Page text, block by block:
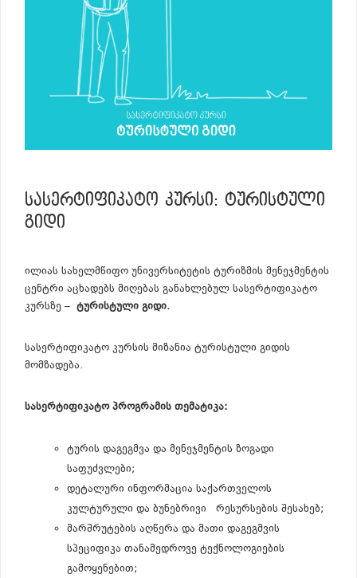
ᲡᲐᲡᲔᲠᲢᲘᲤᲘᲙᲐᲢᲝ ᲙᲣᲠᲡᲘ: ᲢᲣᲠᲘᲡᲢᲣᲚᲘ
ᲒᲘᲓᲘ
ილიას სახელმწიფო უნივერსიტეტის ტურიზმის მენეჯმენტის
ცენტრი აცხადებს მიღებას განახლებულ სასერტიფიკატო
კურსზე – ტურისტული გიდი.
სასერტიფიკატო კურსის მიზანია ტურისტული გიდის
მომზადება.
სასერტიფიკატო პროგრამის თემატიკა:
ტურის დაგეგმვა და მენეჯმენტის ზოგადი
საფუძვლები;
დეტალური ინფორმაცია საქართველოს
კულტურული და ბუნებრივი რესურსების შესახებ;
მარშრუტების აღწერა და მათი დაგეგმვის
სპეციფიკა თანამედროვე ტექნოლოგიების
გამოყენებით;